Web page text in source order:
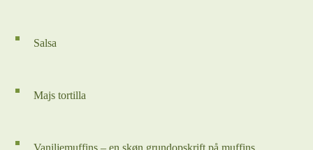
Salsa
Majs tortilla
Vaniljemuffins – en skøn grundopskrift på muffins